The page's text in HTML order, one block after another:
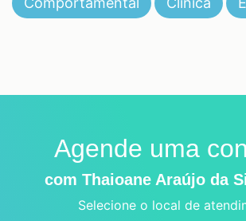
Agende uma
com Thaioane Araújo da
Selecione o local de